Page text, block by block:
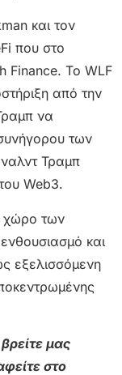
και τον
που στο
Finance. Το WLF
από την
να
των
Τραμπ
Web3.
χώρο των
και
εξελισσόμενη
μας
στο